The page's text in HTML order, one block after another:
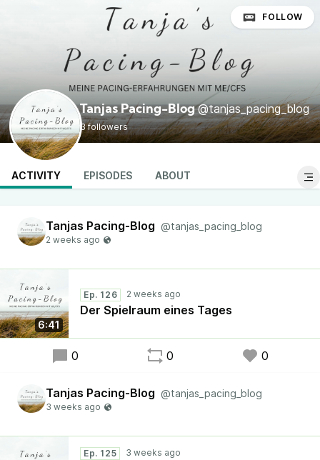
Tanjas Pacing-Blog @tanjas_pacing_blog
3 followers
FOLLOW
ACTIVITY EPISODES ABOUT
Tanjas Pacing-Blog @tanjas_pacing_blog
6:41
Ep. 126
Der Spielraum eines Tages
0 0 0
Tanjas Pacing-Blog @tanjas_pacing_blog
Ep. 125